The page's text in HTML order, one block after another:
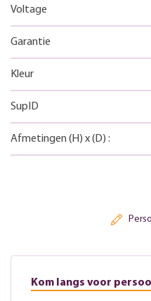
Voltage
Garantie
Kleur
SupID
Afmetingen (H) x(D) :
Kom langs voor